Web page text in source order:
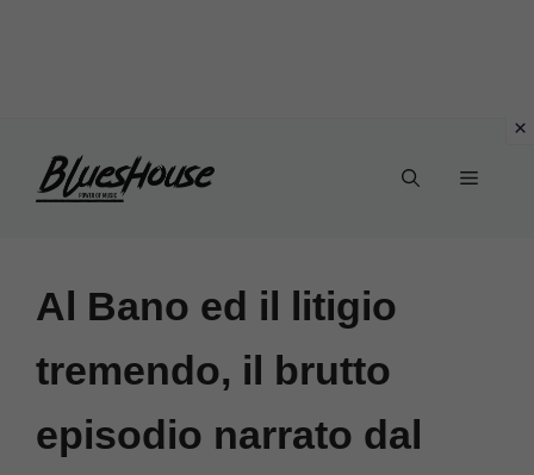
Menu
Al Bano ed il litigio
tremendo, il brutto
episodio narrato dal